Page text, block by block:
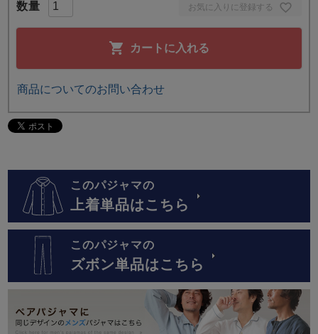
お気に入りに登録する
カートに入れる
商品についてのお問い合わせ
このパジャマの
上着単品はこちら
このパジャマの
ズボン単品はこちら